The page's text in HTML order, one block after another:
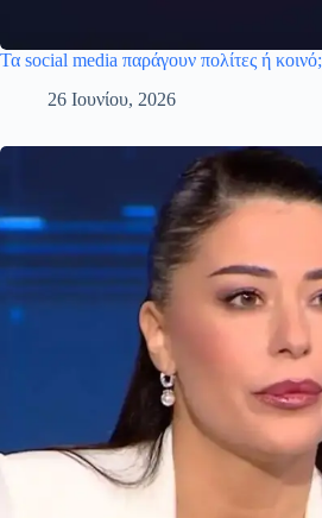
Τα social media παράγουν πολίτες ή κοινό;
26 Ιουνίου, 2026